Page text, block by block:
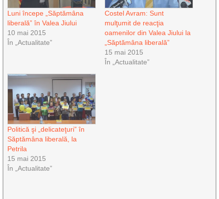
Luni începe „Săptămâna
liberală” în Valea Jiului
10 mai 2015
În „Actualitate”
Costel Avram: Sunt
mulţumit de reacţia
oamenilor din Valea Jiului la
„Săptămâna liberală”
15 mai 2015
În „Actualitate”
Politică şi „delicateţuri” în
Săptămâna liberală, la
Petrila
15 mai 2015
În „Actualitate”